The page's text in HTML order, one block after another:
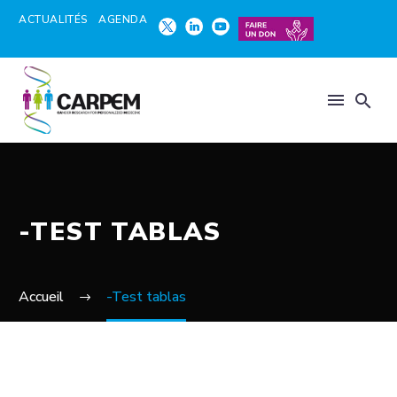
ACTUALITÉS AGENDA
-TEST TABLAS
Accueil -Test tablas